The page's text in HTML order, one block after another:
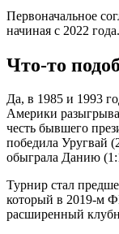
Первоначальное
начиная с 2022 года.
Что-то
Да, в 1985 и 1993
Америки
честь бывшего
победила Уругвай
обыграла Данию
Турнир стал
который в 2019-м
расширенный